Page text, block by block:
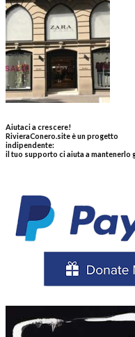
Aiutaci a crescere!
RivieraConero.site è un progetto
indipendente:
il tuo supporto ci aiuta a mantenerlo